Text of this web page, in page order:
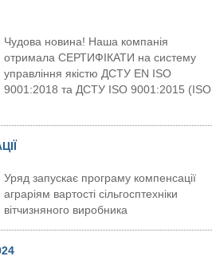
Чудова новина! Наша компанія
отримала СЕРТИФІКАТИ на систему
управління якістю ДСТУ EN ISO
9001:2018 та ДСТУ ISO 9001:2015 (ISO
Уряд запускає програму компенсації
аграріям вартості сільгосптехніки
вітчизняного виробника